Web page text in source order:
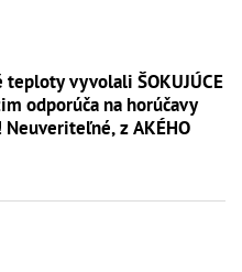
teploty vyvolali ŠOKUJÚCE
odporúča na horúčavy
z AKÉHO